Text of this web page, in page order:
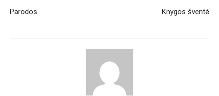
Parodos Knygos šventė